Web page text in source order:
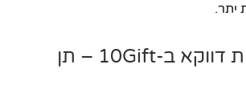
יתר.
למה לקנות דווקא ב-10Gift – תן